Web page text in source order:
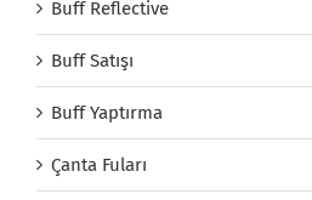
Buff Reflective
Buff Satışı
Buff Yaptırma
Çanta Fuları